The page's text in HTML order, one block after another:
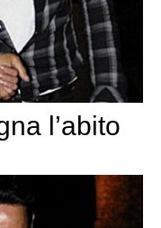
l’abito